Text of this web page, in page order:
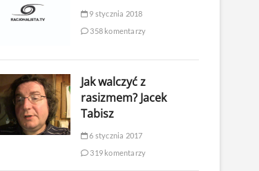
9 stycznia 2018
358 komentarzy
Jak walczyć z
rasizmem? Jacek
Tabisz
6 stycznia 2017
319 komentarzy